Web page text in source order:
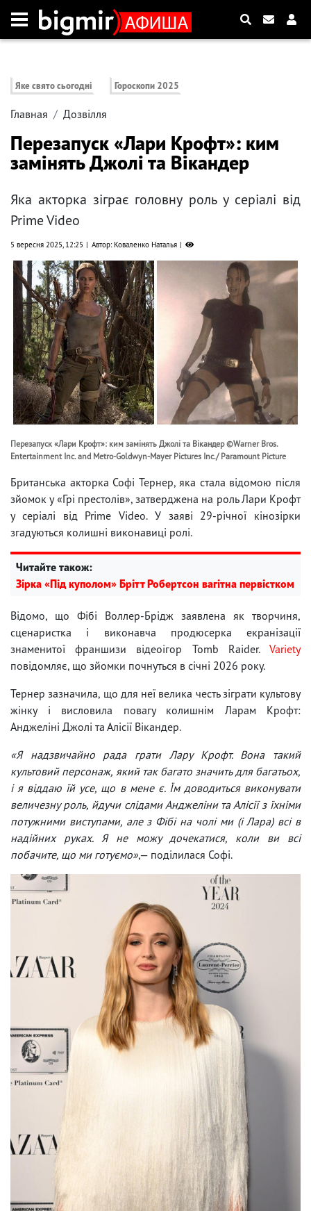
Яке свято сьогодні Гороскопи 2025
Главная Дозвілля
Перезапуск «Лари Крофт»: ким
замінять Джолі та Вікандер
Яка акторка зіграє головну роль у серіалі від
Prime Video
5 вересня 2025, 12:25 Автор: Коваленко Наталья
Перезапуск «Лари Крофт»: ким замінять Джолі та Вікандер ©Warner Bros.
Entertainment Inc. and Metro-Goldwyn-Mayer Pictures Inc./ Paramount Picture
Британська акторка Софі Тернер, яка стала відомою після
зйомок у «Грі престолів», затверджена на роль Лари Крофт
у серіалі від Prime Video. У заяві 29-річної кінозірки
згадуються колишні виконавиці ролі.
Читайте також:
Зірка «Під куполом» Брітт Робертсон вагітна первістком
Відомо, що Фібі Воллер-Брідж заявлена ​​як творчиня,
сценаристка і виконавча продюсерка екранізації
знаменитої франшизи відеоігор Tomb Raider. Variety
повідомляє, що зйомки почнуться в січні 2026 року.
Тернер зазначила, що для неї велика честь зіграти культову
жінку і висловила повагу колишнім Ларам Крофт:
Анджеліні Джолі та Алісії Вікандер.
«Я надзвичайно рада грати Лару Крофт. Вона такий
культовий персонаж, який так багато значить для багатьох,
і я віддаю їй усе, що в мене є. Їм доводиться виконувати
величезну роль, йдучи слідами Анджеліни та Алісії з їхніми
потужними виступами, але з Фібі на чолі ми (і Лара) всі в
надійних руках. Я не можу дочекатися, коли ви всі
побачите, що ми готуємо»,— поділилася Софі.